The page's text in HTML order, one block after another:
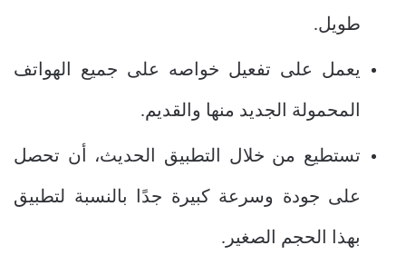
طويل.
يعمل على تفعيل خواصه على جميع الهواتف
المحمولة الجديد منها والقديم.
تستطيع من خلال التطبيق الحديث، أن تحصل
على جودة وسرعة كبيرة جدًا بالنسبة لتطبيق
بهذا الحجم الصغير.